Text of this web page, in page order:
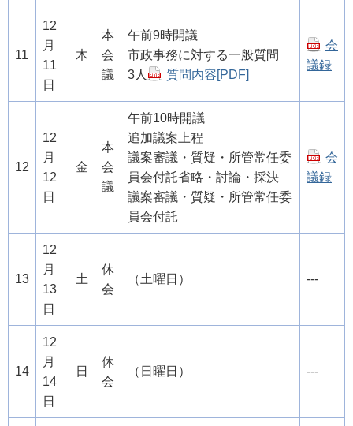
11
12
月
11
日
木
本
会
議
午前9時開議
市政事務に対する一般質問
3人
質問内容[PDF]
会
議録
12
12
月
12
日
金
本
会
議
午前10時開議
追加議案上程
議案審議・質疑・所管常任委
員会付託省略・討論・採決
議案審議・質疑・所管常任委
員会付託
会
議録
13
12
月
13
日
土
休
会
（土曜日） ---
14
12
月
14
日
日
休
会
（日曜日） ---